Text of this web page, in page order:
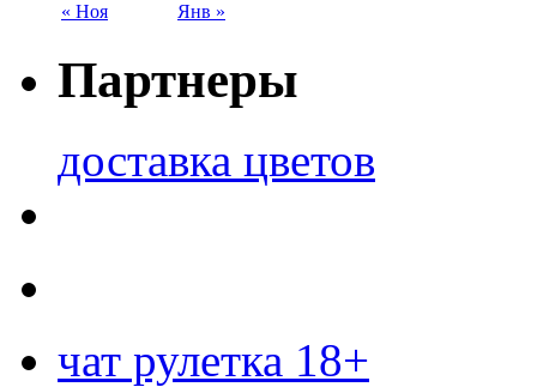
« Ноя Янв »
Партнеры
доставка цветов
чат рулетка 18+